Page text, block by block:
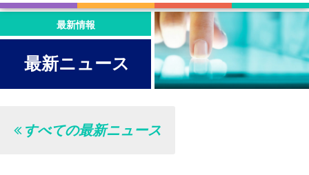
最新情報
最新ニュース
すべての最新ニュース